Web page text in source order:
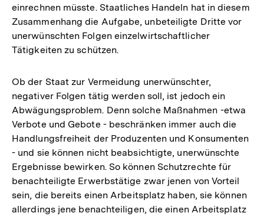
einrechnen müsste. Staatliches Handeln hat in diesem
Zusammenhang die Aufgabe, unbeteiligte Dritte vor
unerwünschten Folgen einzelwirtschaftlicher
Tätigkeiten zu schützen.
Ob der Staat zur Vermeidung unerwünschter,
negativer Folgen tätig werden soll, ist jedoch ein
Abwägungsproblem. Denn solche Maßnahmen -etwa
Verbote und Gebote - beschränken immer auch die
Handlungsfreiheit der Produzenten und Konsumenten
- und sie können nicht beabsichtigte, unerwünschte
Ergebnisse bewirken. So können Schutzrechte für
benachteiligte Erwerbstätige zwar jenen von Vorteil
sein, die bereits einen Arbeitsplatz haben, sie können
allerdings jene benachteiligen, die einen Arbeitsplatz